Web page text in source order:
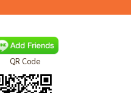
QR Code